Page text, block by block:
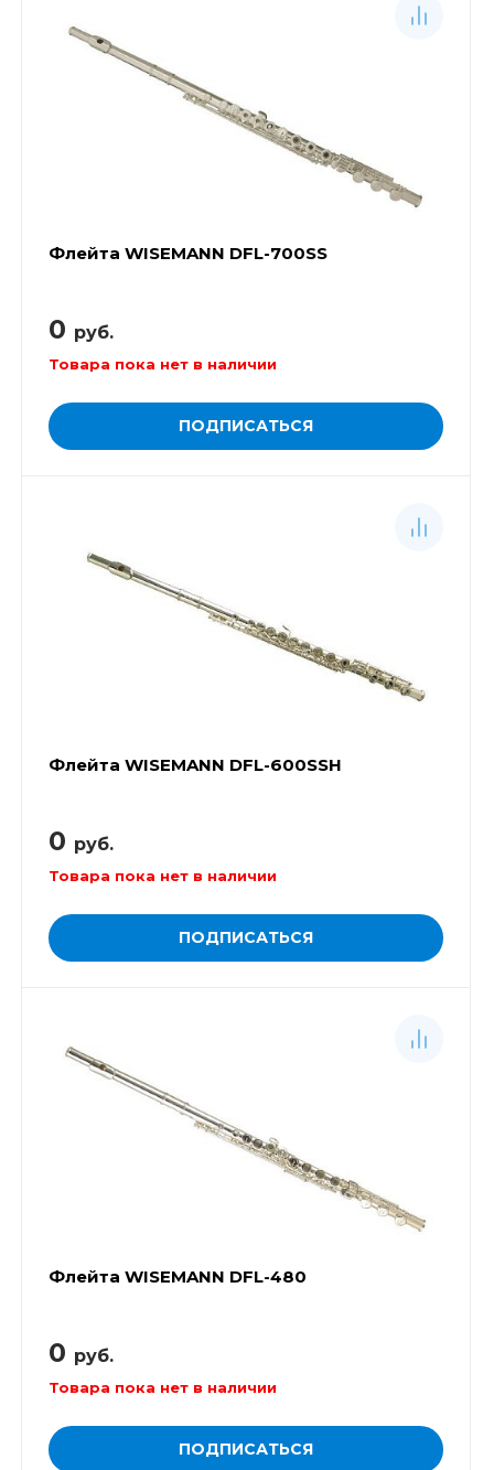
Флейта WISEMANN DFL-700SS
0 руб.
Товара пока нет в наличии
ПОДПИСАТЬСЯ
Флейта WISEMANN DFL-600SSH
0 руб.
Товара пока нет в наличии
ПОДПИСАТЬСЯ
Флейта WISEMANN DFL-480
0 руб.
Товара пока нет в наличии
ПОДПИСАТЬСЯ